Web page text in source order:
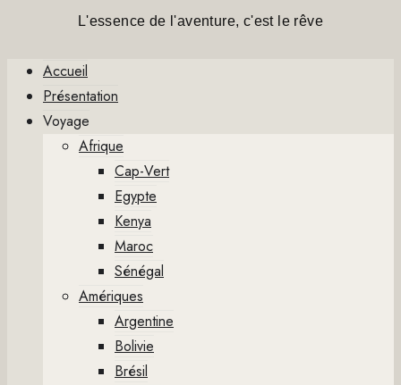
L'essence de l'aventure, c'est le rêve
Accueil
Présentation
Voyage
Afrique
Cap-Vert
Egypte
Kenya
Maroc
Sénégal
Amériques
Argentine
Bolivie
Brésil